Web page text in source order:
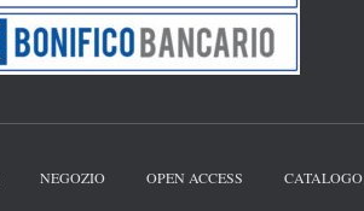
NEGOZIO OPEN ACCESS CATALOGO